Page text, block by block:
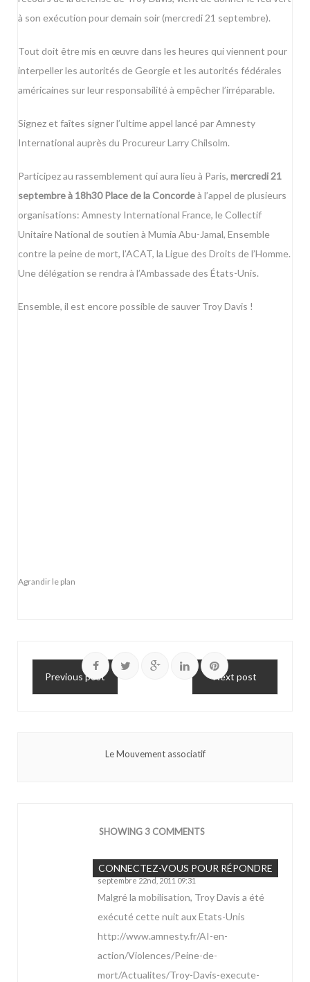
à son exécution pour demain soir (mercredi 21 septembre).
Tout doit être mis en œuvre dans les heures qui viennent pour
interpeller les autorités de Georgie et les autorités fédérales
américaines sur leur responsabilité à empêcher l’irréparable.
Signez et faîtes signer l’ultime appel lancé par Amnesty
International auprès du Procureur Larry Chilsolm.
Participez au rassemblement qui aura lieu à Paris, mercredi 21
septembre à 18h30 Place de la Concordeà l’appel de plusieurs
organisations: Amnesty International France, le Collectif
Unitaire National de soutien à Mumia Abu-Jamal, Ensemble
contre la peine de mort, l’ACAT, la Ligue des Droits de l’Homme.
Une délégation se rendra à l’Ambassade des États-Unis.
Ensemble, il est encore possible de sauver Troy Davis !
Agrandir le plan
Previous post Next post
Le Mouvement associatif
SHOWING 3 COMMENTS
Jonathan
septembre 22nd, 2011 09:31
CONNECTEZ-VOUS POUR RÉPONDRE
Malgré la mobilisation, Troy Davis a été
exécuté cette nuit aux Etats-Unis
http://www.amnesty.fr/AI-en-
action/Violences/Peine-de-
mort/Actualites/Troy-Davis-execute-